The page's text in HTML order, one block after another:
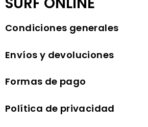
Condiciones generales
Envíos y devoluciones
Formas de pago
Política de privacidad